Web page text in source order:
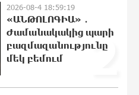
Արամ
11:48:55 6-08-2026
կարիք ունի Ավետիք
նման խելացի,
և զարգացած մարդու.
2
2026-08-4 18:59:19
«ԱՆԹՈԼՈԳԻԱ» ․
Ժամանակակից պարի
բազմազանությունը
մեկ բեմում